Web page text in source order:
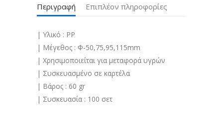
Περιγραφή Επιπλέον πληροφορίες
| Υλικό : PP
| Μέγεθος : Φ-50,75,95,115mm
| Χρησιμοποιείται για μεταφορά υγρών
| Συσκευασμένο σε καρτέλα
| Βάρος : 60 gr
| Συσκευασία : 100 σετ